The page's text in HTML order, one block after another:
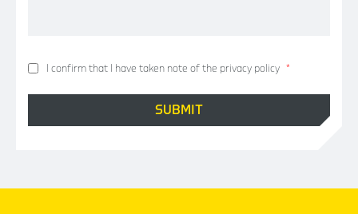
I confirm that I have taken note of the privacy policy *